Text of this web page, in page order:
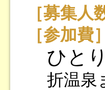
［募集人
［参加費］
ひと
折温泉